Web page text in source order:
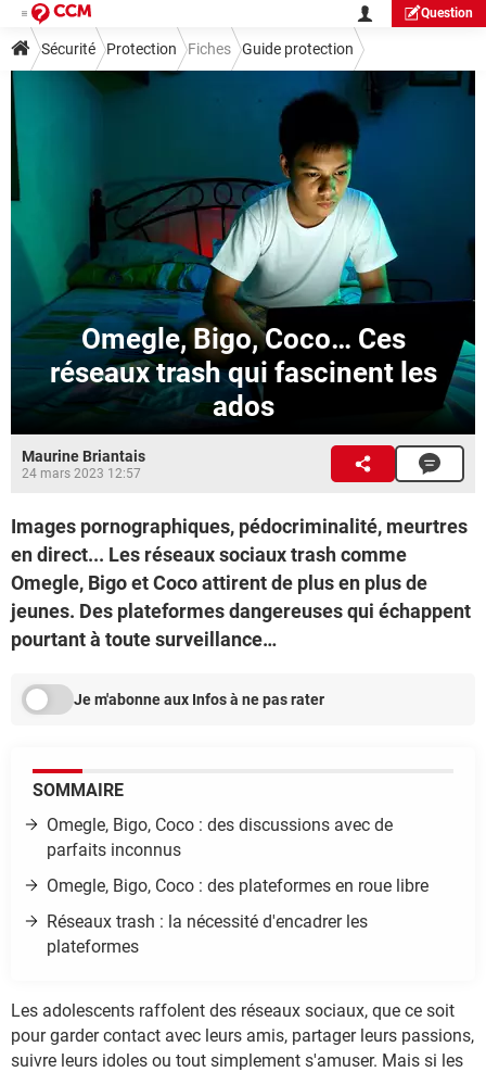
Question
Sécurité Protection Fiches Guide protection
Omegle, Bigo, Coco… Ces
réseaux trash qui fascinent les
ados
Maurine Briantais
24 mars 2023 12:57
Images pornographiques, pédocriminalité, meurtres
en direct... Les réseaux sociaux trash comme
Omegle, Bigo et Coco attirent de plus en plus de
jeunes. Des plateformes dangereuses qui échappent
pourtant à toute surveillance…
Je m'abonne aux Infos à ne pas rater
SOMMAIRE
Omegle, Bigo, Coco : des discussions avec de
parfaits inconnus
Omegle, Bigo, Coco : des plateformes en roue libre
Réseaux trash : la nécessité d'encadrer les
plateformes
Les adolescents raffolent des réseaux sociaux, que ce soit
pour garder contact avec leurs amis, partager leurs passions,
suivre leurs idoles ou tout simplement s'amuser. Mais si les